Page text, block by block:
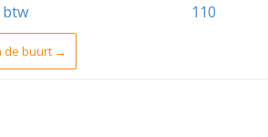
maand te vermeerderen met BTW
maand te vermeerderen met BTW
btw
110
de buurt →